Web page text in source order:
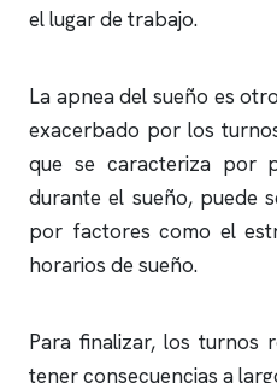
el lugar de trabajo.
La apnea del sueño es
exacerbado por los
que se caracteriza por
durante el sueño, puede
por factores como el
horarios de sueño.
Para finalizar, los turnos
tener consecuencias a